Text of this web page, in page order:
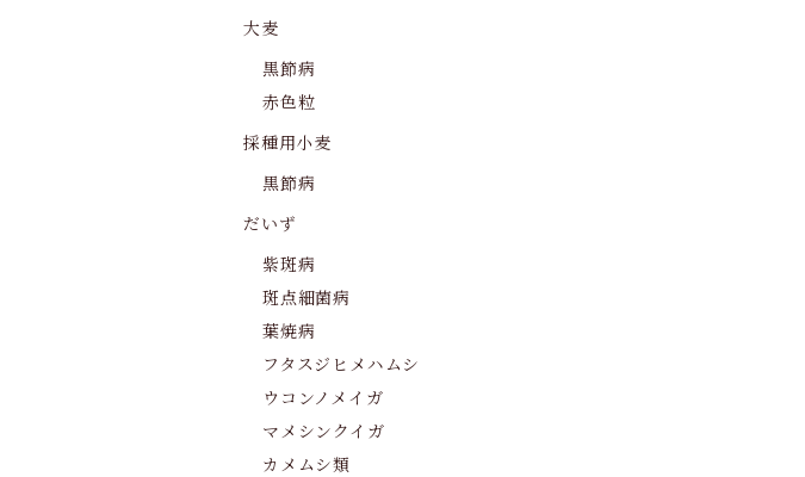
大麦
黒節病
赤色粒
採種用小麦
黒節病
だいず
紫斑病
斑点細菌病
葉焼病
フタスジヒメハムシ
ウコンノメイガ
マメシンクイガ
カメムシ類